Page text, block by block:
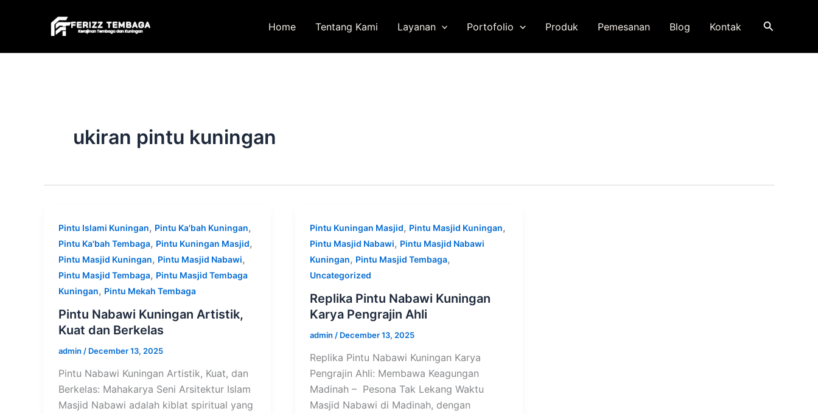
Home Tentang Kami Layanan Portofolio Produk Pemesanan Blog Kontak Search
ukiran pintu kuningan
Pintu Islami Kuningan, Pintu Ka'bah Kuningan,
Pintu Ka'bah Tembaga, Pintu Kuningan Masjid,
Pintu Masjid Kuningan, Pintu Masjid Nabawi,
Pintu Masjid Tembaga, Pintu Masjid Tembaga
Kuningan, Pintu Mekah Tembaga
Pintu Nabawi Kuningan Artistik,
Kuat dan Berkelas
admin / December 13, 2025
Pintu Nabawi Kuningan Artistik, Kuat, dan
Berkelas: Mahakarya Seni Arsitektur Islam
Masjid Nabawi adalah kiblat spiritual yang
Pintu Kuningan Masjid, Pintu Masjid Kuningan,
Pintu Masjid Nabawi, Pintu Masjid Nabawi
Kuningan, Pintu Masjid Tembaga,
Uncategorized
Replika Pintu Nabawi Kuningan
Karya Pengrajin Ahli
admin / December 13, 2025
Replika Pintu Nabawi Kuningan Karya
Pengrajin Ahli: Membawa Keagungan
Madinah – Pesona Tak Lekang Waktu
Masjid Nabawi di Madinah, dengan